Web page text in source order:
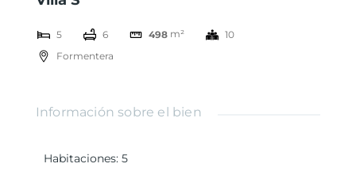
5 6 498m²
10
Formentera
Información sobre el bien
Habitaciones: 5